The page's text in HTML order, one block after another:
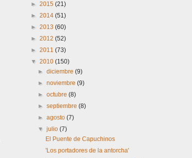
► 2015 (21)
► 2014 (51)
► 2013 (60)
► 2012 (52)
► 2011 (73)
▼ 2010 (150)
►diciembre(9)
►noviembre(9)
►octubre(8)
►septiembre(8)
►agosto(7)
▼julio(7)
El Puente de Capuchinos
'Los portadores de la antorcha'